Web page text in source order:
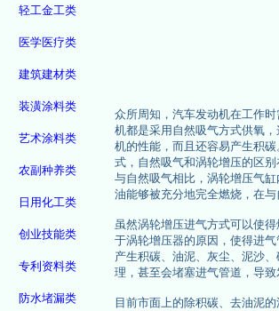
轻工金工类
医学医疗类
建筑建材类
装潢涂料类
艺术涂料类
农副种养类
日用化工类
创业技能类
专利资料类
防水堵漏类
众所周知，汽车发动机在工作
机都是采用自然吸气方式供氧
机的性能，而且还容易产生积
式，自然吸气和涡轮增压的区
与自然吸气相比，涡轮增压气
油能够被充分地完全燃烧，在
虽然涡轮增压进气方式可以使
于涡轮增压器的原因，使得进
产生积碳、油泥、灰尘、泥沙
理，甚至会堵塞进气管道，导
目前市面上的除积碳、去油泥